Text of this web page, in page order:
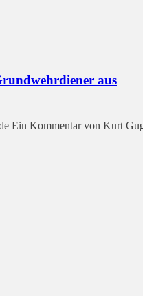
aus
Ein Kommentar von Kurt